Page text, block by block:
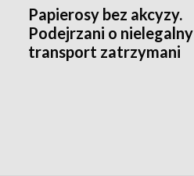
Papierosy bez akcyzy.
Podejrzani o nielegalny
transport zatrzymani